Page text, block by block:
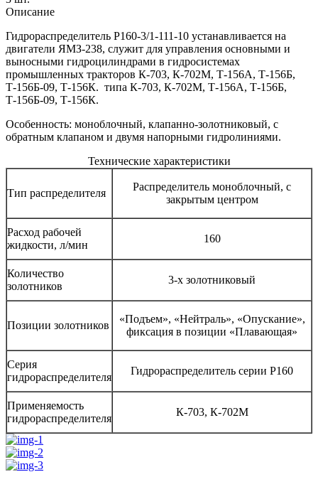
Описание
Гидрораспределитель Р160-3/1-111-10 устанавливается на
двигатели ЯМЗ-238, служит для управления основными и
выносными гидроцилиндрами в гидросистемах
промышленных тракторов К-703, К-702М, Т-156А, Т-156Б,
Т-156Б-09, Т-156К. типа К-703, К-702М, Т-156А, Т-156Б,
Т-156Б-09, Т-156К.
Особенность: моноблочный, клапанно-золотниковый, с
обратным клапаном и двумя напорными гидролиниями.
Технические характеристики
Тип распределителя
Распределитель моноблочный, с
закрытым центром
Расход рабочей
жидкости, л/мин
160
Количество
золотников
3-х золотниковый
Позиции золотников
«Подъем», «Нейтраль», «Опускание»,
фиксация в позиции «Плавающая»
Серия
гидрораспределителя
Гидрораспределитель серии Р160
Применяемость
гидрораспределителя
К-703, К-702М